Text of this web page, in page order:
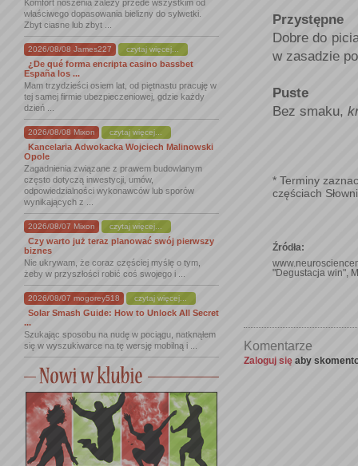
Komfort noszenia zależy przede wszystkim od
właściwego dopasowania bielizny do sylwetki.
Zbyt ciasne lub zbyt ...
2026/08/08 James227 czytaj więcej...
¿De qué forma encripta casino bassbet
España los ...
Mam trzydzieści osiem lat, od piętnastu pracuję w
tej samej firmie ubezpieczeniowej, gdzie każdy
dzień ...
2026/08/08 Mixon czytaj więcej...
Kancelaria Adwokacka Wojciech Malinowski
Opole
Zagadnienia związane z prawem budowlanym
często dotyczą inwestycji, umów,
odpowiedzialności wykonawców lub sporów
wynikających z ...
2026/08/07 Mixon czytaj więcej...
Czy warto już teraz planować swój pierwszy
biznes
Nie ukrywam, że coraz częściej myślę o tym,
żeby w przyszłości robić coś swojego i ...
2026/08/07 mogorey518 czytaj więcej...
Solar Smash Guide: How to Unlock All Secret
...
Szukając sposobu na nudę w pociągu, natknąłem
się w wyszukiwarce na tę wersję mobilną i ...
Przystępne
Dobre do
w zasadzie
Puste
Bez smaku,
* Terminy
częściach
Źródła:
"Degustacja win",
Komentarze
Zaloguj się aby